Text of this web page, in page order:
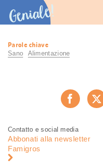
Geniale!
Informazioni
utili
Parole chiave
Sano Alimentazione
Piè
pagina
Navigazione
pagina
Contatto e social media
Abbonati alla newsletter
Famigros